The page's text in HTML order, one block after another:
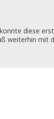
diese
weiterhin mit